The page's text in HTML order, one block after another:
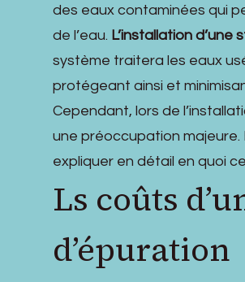
d’épuration
des eaux contaminées qui
de l’eau. L’installation d’une
système traitera les eaux
protégeant ainsi et
Cependant, lors de
une préoccupation majeure.
expliquer en détail en quoi
Ls coûts
d’épuration